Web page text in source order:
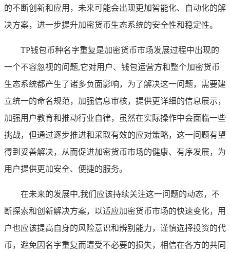
的不断创新和应用，未来可能会出现更加智能化、自动化的解
决方案，进一步提升加密货币生态系统的安全性和稳定性。
TP钱包币种名字重复是加密货币市场发展过程中出现的
一个不容忽视的问题,它对用户、钱包运营方和整个加密货币
生态系统都产生了诸多负面影响，为了解决这一问题，需要建
立统一的命名规范，加强信息审核，提供更详细的信息展示，
加强用户教育和推动行业自律，虽然在实际操作中会面临一些
挑战，但通过逐步推进和采取有效的应对策略，这一问题有望
得到妥善解决，从而促进加密货币市场的健康、有序发展，为
用户提供更加安全、便捷的服务。
在未来的发展中,我们应该持续关注这一问题的动态，不
断探索和创新解决方案，以适应加密货币市场的快速变化，用
户也应该提高自身的风险意识和辨别能力，谨慎选择投资的代
币，避免因名字重复而遭受不必要的损失，相信在各方的共同